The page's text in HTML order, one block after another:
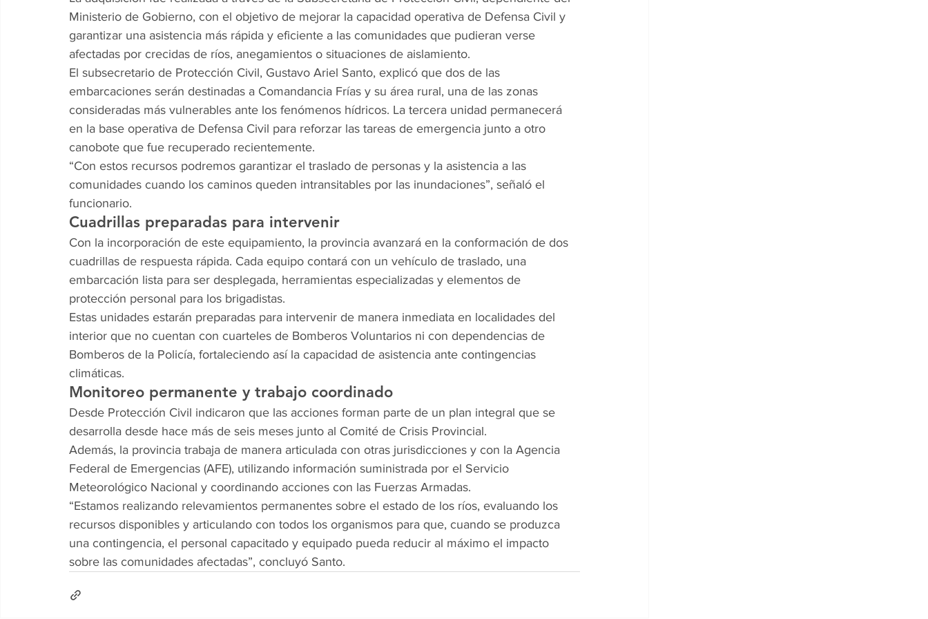
Ministerio de Gobierno, con el objetivo de mejorar la capacidad operativa de Defensa Civil y
garantizar una asistencia más rápida y eficiente a las comunidades que pudieran verse
afectadas por crecidas de ríos, anegamientos o situaciones de aislamiento.
El subsecretario de Protección Civil, Gustavo Ariel Santo, explicó que dos de las
embarcaciones serán destinadas a Comandancia Frías y su área rural, una de las zonas
consideradas más vulnerables ante los fenómenos hídricos. La tercera unidad permanecerá
en la base operativa de Defensa Civil para reforzar las tareas de emergencia junto a otro
canobote que fue recuperado recientemente.
“Con estos recursos podremos garantizar el traslado de personas y la asistencia a las
comunidades cuando los caminos queden intransitables por las inundaciones”, señaló el
funcionario.
Cuadrillas preparadas para intervenir
Con la incorporación de este equipamiento, la provincia avanzará en la conformación de dos
cuadrillas de respuesta rápida. Cada equipo contará con un vehículo de traslado, una
embarcación lista para ser desplegada, herramientas especializadas y elementos de
protección personal para los brigadistas.
Estas unidades estarán preparadas para intervenir de manera inmediata en localidades del
interior que no cuentan con cuarteles de Bomberos Voluntarios ni con dependencias de
Bomberos de la Policía, fortaleciendo así la capacidad de asistencia ante contingencias
climáticas.
Monitoreo permanente y trabajo coordinado
Desde Protección Civil indicaron que las acciones forman parte de un plan integral que se
desarrolla desde hace más de seis meses junto al Comité de Crisis Provincial.
Además, la provincia trabaja de manera articulada con otras jurisdicciones y con la Agencia
Federal de Emergencias (AFE), utilizando información suministrada por el Servicio
Meteorológico Nacional y coordinando acciones con las Fuerzas Armadas.
“Estamos realizando relevamientos permanentes sobre el estado de los ríos, evaluando los
recursos disponibles y articulando con todos los organismos para que, cuando se produzca
una contingencia, el personal capacitado y equipado pueda reducir al máximo el impacto
sobre las comunidades afectadas”, concluyó Santo.